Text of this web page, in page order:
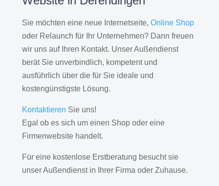
Sie möchten eine neue Internetseite, Online Shop
oder Relaunch für Ihr Unternehmen? Dann freuen
wir uns auf Ihren Kontakt. Unser Außendienst
berät Sie unverbindlich, kompetent und
ausführlich über die für Sie ideale und
kostengünstigste Lösung.
Kontaktieren Sie uns!
Egal ob es sich um einen Shop oder eine
Firmenwebsite handelt.
Für eine kostenlose Erstberatung besucht sie
unser Außendienst in Ihrer Firma oder Zuhause.